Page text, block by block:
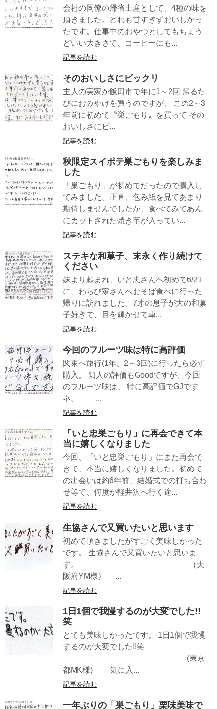
会社の同僚の帰省土産として、4種の味を
頂きました。どれも甘すぎずおいしかっ
たです。仕事中のおやつとしてもちょう
どいい大きさで、コーヒーにも...
記事を読む
そのおいしさにビックリ
主人の実家か飯田市で年に1～2回 帰るた
びにおみやげを買うのですが、 この2～3
年前に初めて〝巣ごもり〟を買って その
おいしさにビ...
記事を読む
秋限定スイポテ巣ごもりを楽しみま
した
「巣ごもり」が初めてだったので購入し
てみました。正直、包み紙を見てあまり
期待しませんでしたが、食べてみてあん
にカットされた焼き芋が入ってい...
記事を読む
ステキな和菓子、末永く作り続けて
ください
妹より頼まれ、いと忠さんへ初めて6/21
に、わらび家さんへおそば食べに行った
帰りに訪れました。7才の息子が大の和菓
子好きで、目を輝かせて車...
記事を読む
今回のフルーツ味は特に高評価
関東へ旅行(1年、2～3回)に行ったら必ず
購入。 知人の評価もGoodですが、今回
のフルーツ味は、 特に高評価でGJです
ネ。 ...
記事を読む
「いと忠巣ごもり」に再会できて本
当に嬉しくなりました
今回、「いと忠巣ごもり」にまた再会で
きて、本当に嬉しくなりました。初めて
の出会いは約6年前、結婚式での打ち合わ
せ等で、何度か軽井沢へ行く途...
記事を読む
生協さんで又買いたいと思います
初めて頂きましたがすごく美味しかった
です。 生協さんで又買いたいと思いま
す。 （大
阪府YM様） ...
記事を読む
1日1個で我慢するのが大変でした!!
笑
とても美味しかったです。 1日1個で我慢
するのが大変でした!!笑
(東京
都MK様) 気に入...
記事を読む
一年ぶりの「巣ごもり」栗味美味で